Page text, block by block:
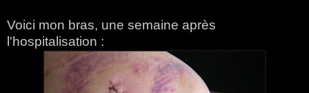
Voici mon bras, une semaine après
l'hospitalisation :